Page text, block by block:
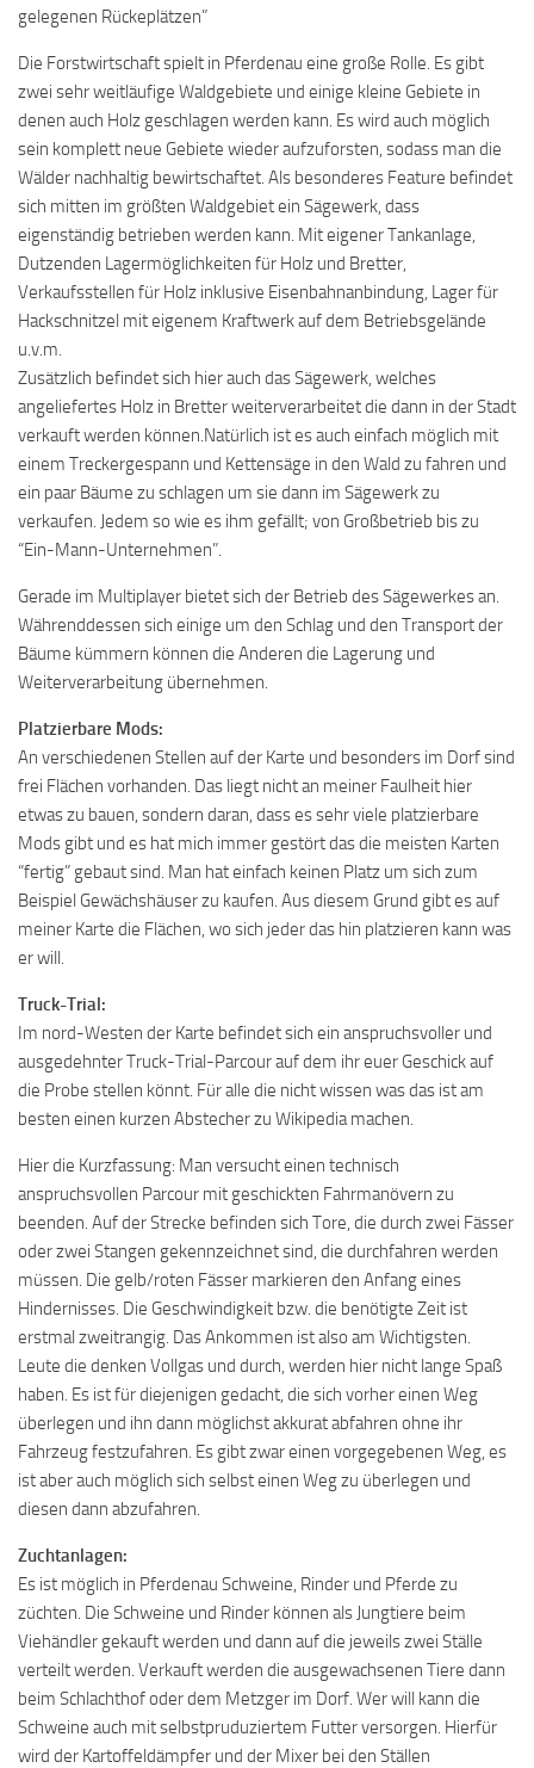
gelegenen Rückeplätzen”
Die Forstwirtschaft spielt in Pferdenau eine große Rolle. Es gibt
zwei sehr weitläufige Waldgebiete und einige kleine Gebiete in
denen auch Holz geschlagen werden kann. Es wird auch möglich
sein komplett neue Gebiete wieder aufzuforsten, sodass man die
Wälder nachhaltig bewirtschaftet. Als besonderes Feature befindet
sich mitten im größten Waldgebiet ein Sägewerk, dass
eigenständig betrieben werden kann. Mit eigener Tankanlage,
Dutzenden Lagermöglichkeiten für Holz und Bretter,
Verkaufsstellen für Holz inklusive Eisenbahnanbindung, Lager für
Hackschnitzel mit eigenem Kraftwerk auf dem Betriebsgelände
u.v.m.
Zusätzlich befindet sich hier auch das Sägewerk, welches
angeliefertes Holz in Bretter weiterverarbeitet die dann in der Stadt
verkauft werden können.Natürlich ist es auch einfach möglich mit
einem Treckergespann und Kettensäge in den Wald zu fahren und
ein paar Bäume zu schlagen um sie dann im Sägewerk zu
verkaufen. Jedem so wie es ihm gefällt; von Großbetrieb bis zu
“Ein-Mann-Unternehmen”.
Gerade im Multiplayer bietet sich der Betrieb des Sägewerkes an.
Währenddessen sich einige um den Schlag und den Transport der
Bäume kümmern können die Anderen die Lagerung und
Weiterverarbeitung übernehmen.
Platzierbare Mods:
An verschiedenen Stellen auf der Karte und besonders im Dorf sind
frei Flächen vorhanden. Das liegt nicht an meiner Faulheit hier
etwas zu bauen, sondern daran, dass es sehr viele platzierbare
Mods gibt und es hat mich immer gestört das die meisten Karten
“fertig” gebaut sind. Man hat einfach keinen Platz um sich zum
Beispiel Gewächshäuser zu kaufen. Aus diesem Grund gibt es auf
meiner Karte die Flächen, wo sich jeder das hin platzieren kann was
er will.
Truck-Trial:
Im nord-Westen der Karte befindet sich ein anspruchsvoller und
ausgedehnter Truck-Trial-Parcour auf dem ihr euer Geschick auf
die Probe stellen könnt. Für alle die nicht wissen was das ist am
besten einen kurzen Abstecher zu Wikipedia machen.
Hier die Kurzfassung: Man versucht einen technisch
anspruchsvollen Parcour mit geschickten Fahrmanövern zu
beenden. Auf der Strecke befinden sich Tore, die durch zwei Fässer
oder zwei Stangen gekennzeichnet sind, die durchfahren werden
müssen. Die gelb/roten Fässer markieren den Anfang eines
Hindernisses. Die Geschwindigkeit bzw. die benötigte Zeit ist
erstmal zweitrangig. Das Ankommen ist also am Wichtigsten.
Leute die denken Vollgas und durch, werden hier nicht lange Spaß
haben. Es ist für diejenigen gedacht, die sich vorher einen Weg
überlegen und ihn dann möglichst akkurat abfahren ohne ihr
Fahrzeug festzufahren. Es gibt zwar einen vorgegebenen Weg, es
ist aber auch möglich sich selbst einen Weg zu überlegen und
diesen dann abzufahren.
Zuchtanlagen:
Es ist möglich in Pferdenau Schweine, Rinder und Pferde zu
züchten. Die Schweine und Rinder können als Jungtiere beim
Viehändler gekauft werden und dann auf die jeweils zwei Ställe
verteilt werden. Verkauft werden die ausgewachsenen Tiere dann
beim Schlachthof oder dem Metzger im Dorf. Wer will kann die
Schweine auch mit selbstpruduziertem Futter versorgen. Hierfür
wird der Kartoffeldämpfer und der Mixer bei den Ställen